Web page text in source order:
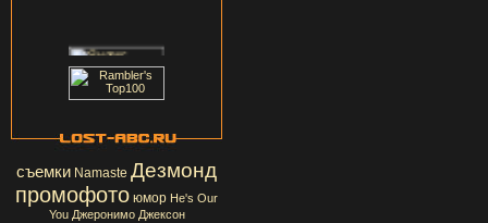
съемки Namaste Дезмонд
промофото юмор He's Our
You Джеронимо Джексон